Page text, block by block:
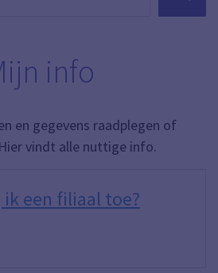
info
en gegevens raadplegen of
vindt alle nuttige info.
ik een filiaal toe?